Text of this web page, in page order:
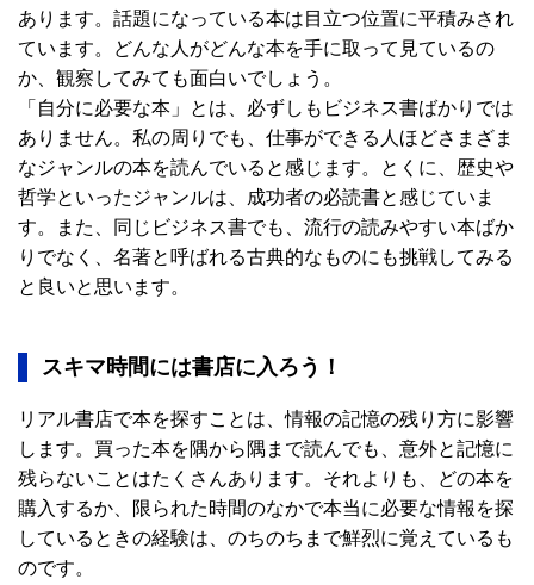
あります。話題になっている本は目立つ位置に平積みされ
ています。どんな人がどんな本を手に取って見ているの
か、観察してみても面白いでしょう。
「自分に必要な本」とは、必ずしもビジネス書ばかりでは
ありません。私の周りでも、仕事ができる人ほどさまざま
なジャンルの本を読んでいると感じます。とくに、歴史や
哲学といったジャンルは、成功者の必読書と感じていま
す。また、同じビジネス書でも、流行の読みやすい本ばか
りでなく、名著と呼ばれる古典的なものにも挑戦してみる
と良いと思います。
スキマ時間には書店に入ろう！
リアル書店で本を探すことは、情報の記憶の残り方に影響
します。買った本を隅から隅まで読んでも、意外と記憶に
残らないことはたくさんあります。それよりも、どの本を
購入するか、限られた時間のなかで本当に必要な情報を探
しているときの経験は、のちのちまで鮮烈に覚えているも
のです。